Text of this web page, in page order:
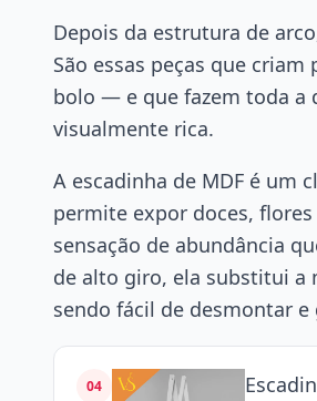
Depois da estrutura de
São essas peças que
bolo — e que fazem toda a
visualmente rica.
A escadinha de MDF é um
permite expor doces,
sensação de abundância
de alto giro, ela substitui a
sendo fácil de desmontar e
04